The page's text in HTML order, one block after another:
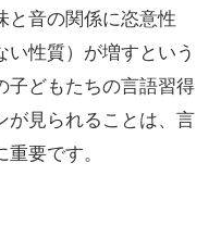
音の関係に恣意性
い性質）が増すという
子どもたちの言語習得
が見られることは、言
要です。